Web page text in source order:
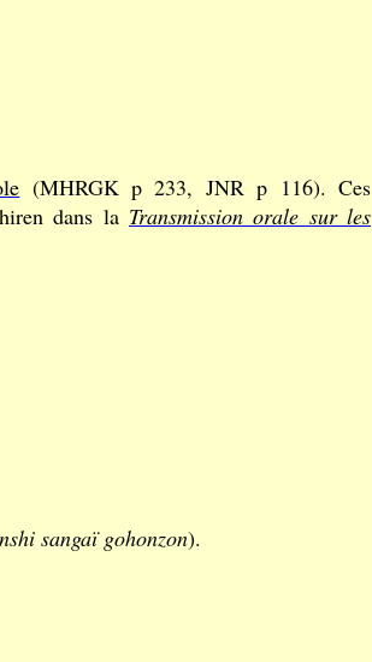
(MHRGK p 233, JNR p 116). Ces
dans la Transmission orale sur les
sangaï gohonzon).